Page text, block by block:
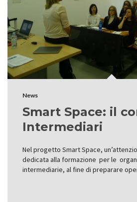
News
Smart Space: il
Intermediari
Nel progetto Smart Space,
dedicata alla formazione per le
intermediarie, al fine di preparare